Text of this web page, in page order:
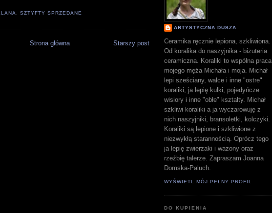
,SZTYFTY SPRZEDANE
Starszy post
Strona główna
ARTYSTYCZNA DUSZA
Ceramika ręcznie lepiona, szkliwiona.
Od koralika do naszyjnika - biżuteria
ceramiczna. Koraliki to wspólna praca
mojego męża Michała i moja. Michał
lepi sześciany, walce i inne "ostre"
koraliki, ja lepię kulki, pojedyńcze
wisiory i inne "obłe" kształty. Michał
szkliwi koraliki a ja wyczarowuję z
nich naszyjniki, bransoletki, kolczyki.
Koraliki są lepione i szkliwione z
niezwykłą starannością. Oprócz tego
ja lepię zwierzaki i wazony oraz
rzeźbię talerze. Zapraszam Joanna
Domska-Paluch.
WYŚWIETL MÓJ PEŁNY PROFIL
DO KUPIENIA